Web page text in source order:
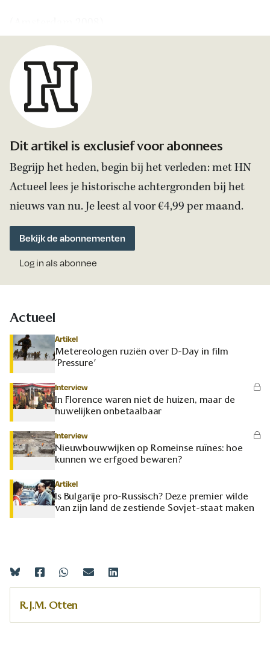
Dit artikel is exclusief voor abonnees
Begrijp het heden, begin bij het verleden: met HN
Actueel lees je historische achtergronden bij het
nieuws van nu. Je leest al voor €4,99 per maand.
Bekijk de abonnementen
Log in als abonnee
Actueel
Artikel
Metereologen ruziën over D-Day in film
‘Pressure’
Interview
In Florence waren niet de huizen, maar de
huwelijken onbetaalbaar
Interview
Nieuwbouwwijken op Romeinse ruïnes: hoe
kunnen we erfgoed bewaren?
Artikel
Is Bulgarije pro-Russisch? Deze premier wilde
van zijn land de zestiende Sovjet-staat maken
R.J.M. Otten